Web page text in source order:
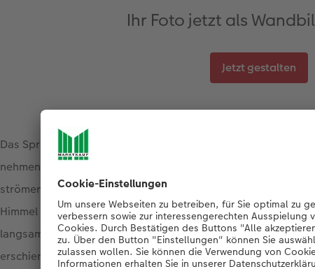
Ihr Foto jetzt als
Jetzt gestalten
Das Sprichwort "auf Regen folgt Sonnenschein" können Sie
nehmen. Das obige Foto ist in einem solchen Moment in der
strömenden Regen sind wir dafür den Gohrisch
Himmel nach dem mächtigen Wolkenbruch einzufangen.
langsam öffnete, wurde Dresden in der Ferne von einzelnen
erschien uns wie im Scheinwerferlicht. Im Vordergrund